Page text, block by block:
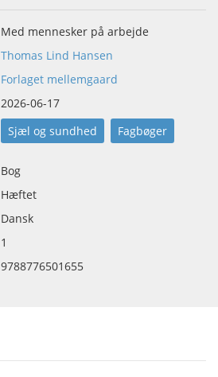
Med mennesker på arbejde
Thomas Lind Hansen
Forlaget mellemgaard
2026-06-17
Sjæl og sundhed Fagbøger
Bog
Hæftet
Dansk
1
9788776501655